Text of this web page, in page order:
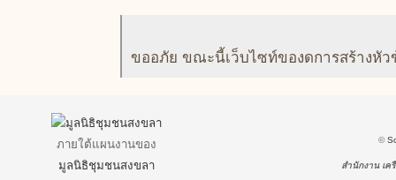
ขออภัย ขณะนี้เว็บไซท์ของดการสร้างหั
ภายใต้แผนงานของ
มูลนิธิชุมชนสงขลา
©
สำนักงาน เค